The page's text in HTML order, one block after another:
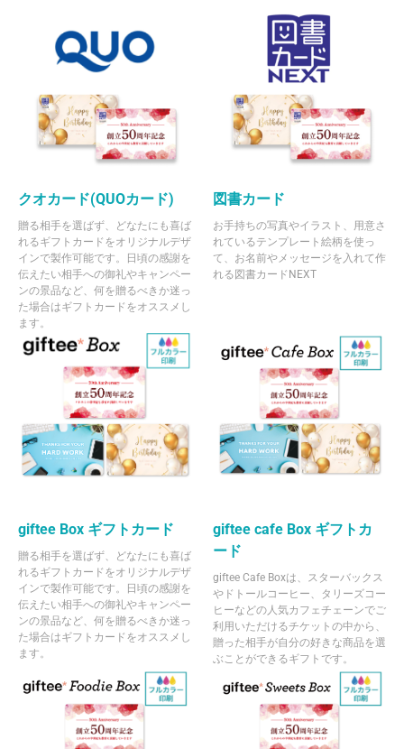
クオカード(QUOカード)
贈る相手を選ばず、どなたにも喜ば
れるギフトカードをオリジナルデザ
インで製作可能です。日頃の感謝を
伝えたい相手への御礼やキャンペー
ンの景品など、何を贈るべきか迷っ
た場合はギフトカードをオススメし
ます。
図書カード
お手持ちの写真やイラスト、用意さ
れているテンプレート絵柄を使っ
て、お名前やメッセージを入れて作
れる図書カードNEXT
giftee Box ギフトカード
贈る相手を選ばず、どなたにも喜ば
れるギフトカードをオリジナルデザ
インで製作可能です。日頃の感謝を
伝えたい相手への御礼やキャンペー
ンの景品など、何を贈るべきか迷っ
た場合はギフトカードをオススメし
ます。
giftee cafe Box ギフトカ
ード
giftee Cafe Boxは、スターバックス
やドトールコーヒー、タリーズコー
ヒーなどの人気カフェチェーンでご
利用いただけるチケットの中から、
贈った相手が自分の好きな商品を選
ぶことができるギフトです。